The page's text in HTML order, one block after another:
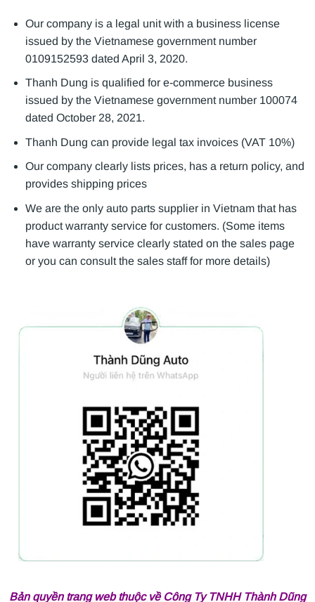
Our company is a legal unit with a business license
issued by the Vietnamese government number
0109152593 dated April 3, 2020.
Thanh Dung is qualified for e-commerce business
issued by the Vietnamese government number 100074
dated October 28, 2021.
Thanh Dung can provide legal tax invoices (VAT 10%)
Our company clearly lists prices, has a return policy, and
provides shipping prices
We are the only auto parts supplier in Vietnam that has
product warranty service for customers. (Some items
have warranty service clearly stated on the sales page
or you can consult the sales staff for more details)
Bản quyền trang web thuộc về Công Ty TNHH Thành Dũng